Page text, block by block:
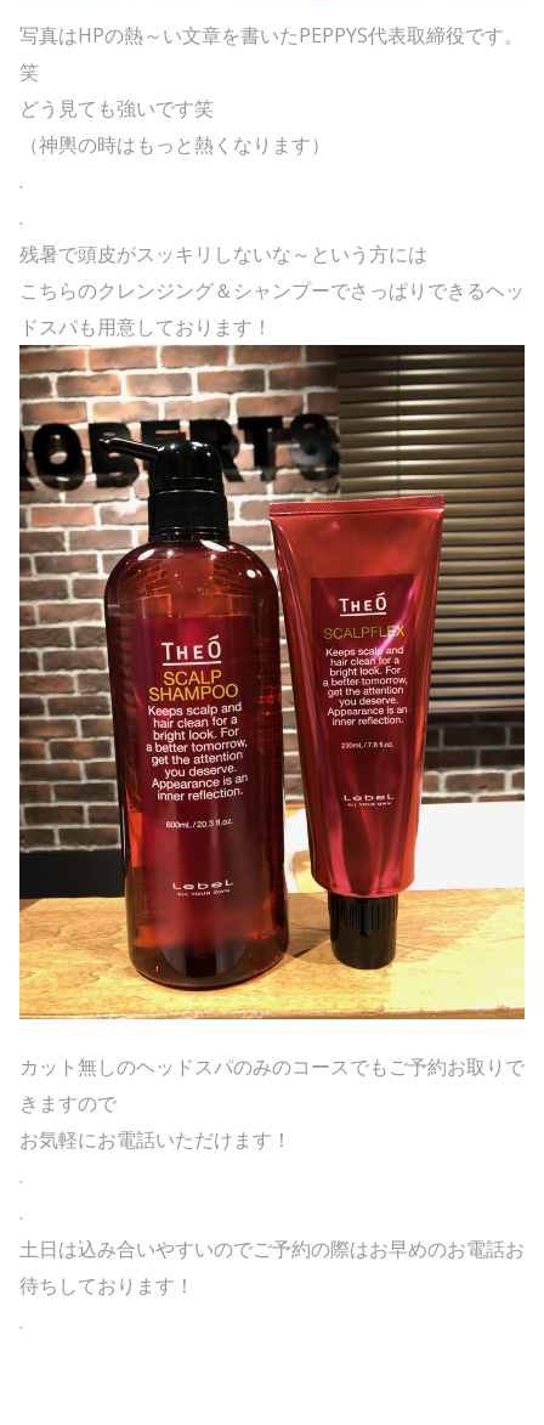
写真はHPの熱～い文章を書いたPEPPYS代表取締役です。
笑
どう見ても強いです笑
（神輿の時はもっと熱くなります）
.
.
残暑で頭皮がスッキリしないな～という方には
こちらのクレンジング＆シャンプーでさっぱりできるヘッ
ドスパも用意しております！
カット無しのヘッドスパのみのコースでもご予約お取りで
きますので
お気軽にお電話いただけます！
.
.
土日は込み合いやすいのでご予約の際はお早めのお電話お
待ちしております！
.